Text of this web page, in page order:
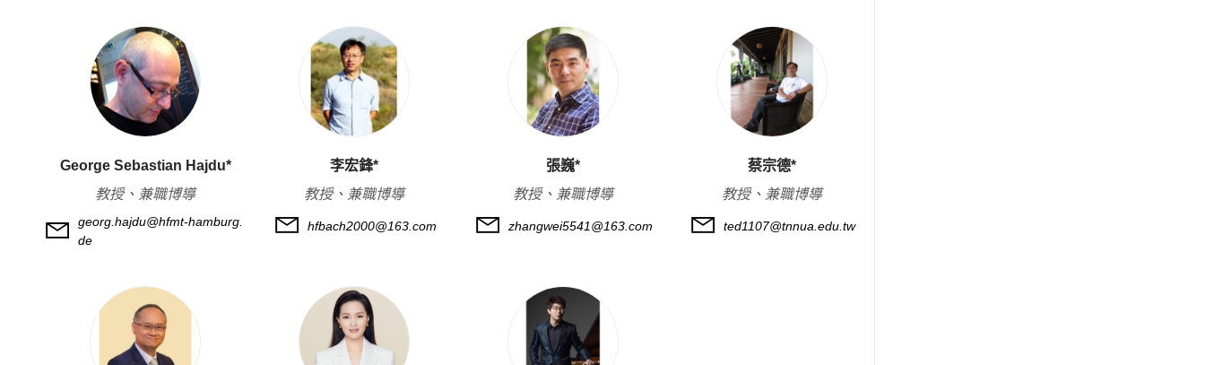
George Sebastian Hajdu*
教授、兼職博導
georg.hajdu@hfmt-hamburg.
de
李宏鋒*
教授、兼職博導
hfbach2000@163.com
張巍*
教授、兼職博導
zhangwei5541@163.com
蔡宗德*
教授、兼職博導
ted1107@tnnua.edu.tw